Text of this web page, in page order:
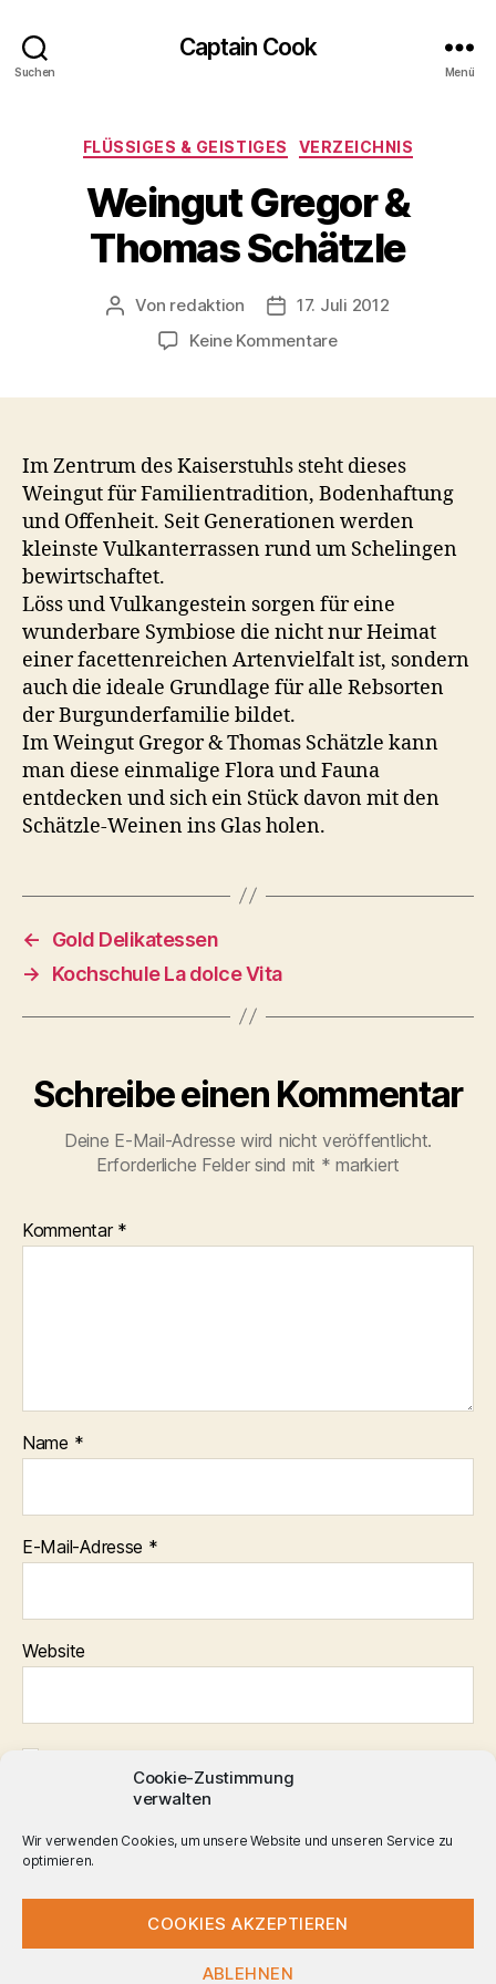
Cookie-Zustimmung
verwalten
Wir verwenden Cookies, um unsere Website und unseren Service zu
optimieren.
COOKIES AKZEPTIEREN
ABLEHNEN
Suchen
Captain Cook
Menü
Kategorien
FLÜSSIGES & GEISTIGES VERZEICHNIS
Weingut Gregor &
Thomas Schätzle
Beitragsautor
Von redaktion Veröffentlichungsdatum
17. Juli 2012
Keine Kommentarezu
Schätzle
Im Zentrum des Kaiserstuhls steht dieses
Weingut für Familientradition, Bodenhaftung
und Offenheit. Seit Generationen werden
kleinste Vulkanterrassen rund um Schelingen
bewirtschaftet.
Löss und Vulkangestein sorgen für eine
wunderbare Symbiose die nicht nur Heimat
einer facettenreichen Artenvielfalt ist, sondern
auch die ideale Grundlage für alle Rebsorten
der Burgunderfamilie bildet.
Im Weingut Gregor & Thomas Schätzle kann
man diese einmalige Flora und Fauna
entdecken und sich ein Stück davon mit den
Schätzle-Weinen ins Glas holen.
←
Gold Delikatessen
→
Kochschule La dolce Vita
Schreibe einen Kommentar
Deine E-Mail-Adresse wird nicht veröffentlicht.
Erforderliche Felder sind mit * markiert
Kommentar *
Name *
E-Mail-Adresse *
Website
Name, E-Mail-Adresse und Website in diesem Browser für
meinen nächsten Kommentar speichern.